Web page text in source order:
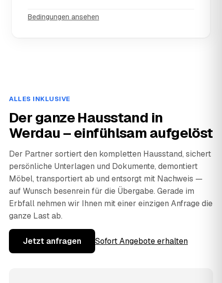
Bedingungen ansehen
ALLES INKLUSIVE
Der ganze Hausstand in
Werdau – einfühlsam aufgelöst
Der Partner sortiert den kompletten Hausstand, sichert
persönliche Unterlagen und Dokumente, demontiert
Möbel, transportiert ab und entsorgt mit Nachweis —
auf Wunsch besenrein für die Übergabe. Gerade im
Erbfall nehmen wir Ihnen mit einer einzigen Anfrage die
ganze Last ab.
Jetzt anfragen Sofort Angebote erhalten